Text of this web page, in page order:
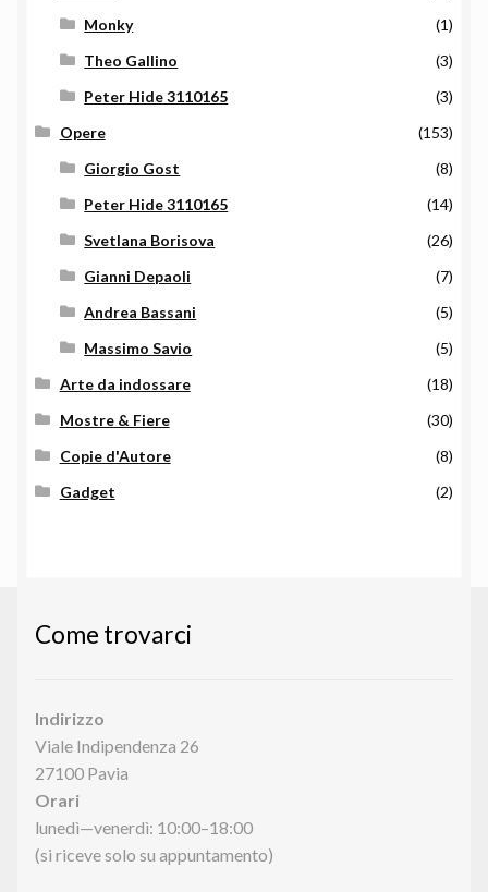
Monky
(1)
Theo Gallino
(3)
Peter Hide 3110165
(3)
Opere
(153)
Giorgio Gost
(8)
Peter Hide 3110165
(14)
Svetlana Borisova
(26)
Gianni Depaoli
(7)
Andrea Bassani
(5)
Massimo Savio
(5)
Arte da indossare
(18)
Mostre & Fiere
(30)
Copie d'Autore
(8)
Gadget
(2)
Come trovarci
Indirizzo
Viale Indipendenza 26
27100 Pavia
Orari
lunedì—venerdì: 10:00–18:00
(si riceve solo su appuntamento)